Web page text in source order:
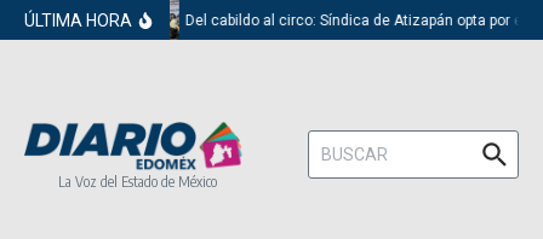
Saltar al contenido
ÚLTIMA HORA Del cabildo al circo: Síndica de Atizapán opta por el
La Voz del Estado de México
Buscar: